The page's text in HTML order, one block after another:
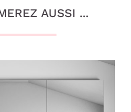
AUSSI ...